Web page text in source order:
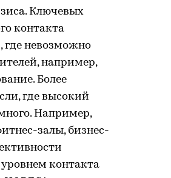
Ключевых
контакта
где невозможно
например,
Более
где высокий
Например,
залы, бизнес-
контакта